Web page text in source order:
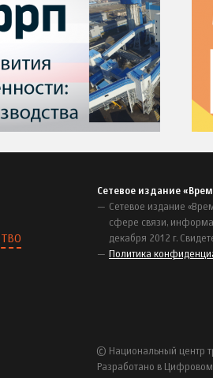
Сетевое издание
Сетевое издание
сфере связи,
декабря 2012 г.
Политика
© Национальный центр
Разработано в